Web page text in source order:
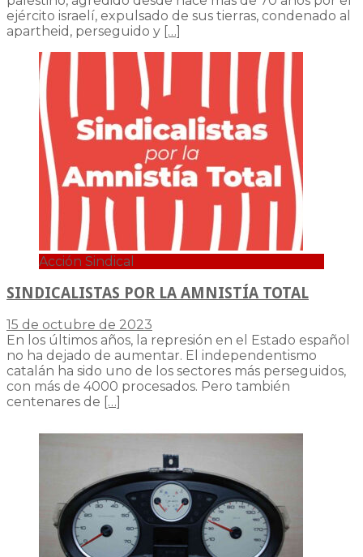
ejército israelí, expulsado de sus tierras, condenado al
apartheid, perseguido y […]
Acción Sindical
SINDICALISTAS POR LA AMNISTÍA TOTAL
15 de octubre de 2023
En los últimos años, la represión en el Estado español
no ha dejado de aumentar. El independentismo
catalán ha sido uno de los sectores más perseguidos,
con más de 4000 procesados. Pero también
centenares de […]